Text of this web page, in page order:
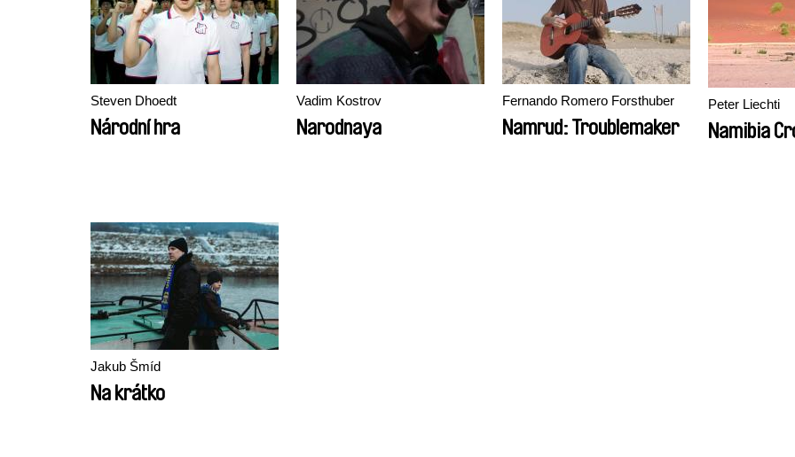
Steven Dhoedt
Národní hra
Vadim Kostrov
Narodnaya
Fernando Romero Forsthuber
Namrud: Troublemaker
Peter Liechti
Namibia
Jakub Šmíd
Na krátko